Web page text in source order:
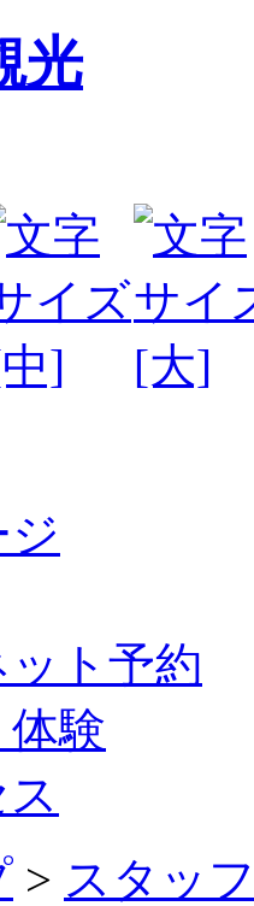
ジ
ト予約
験
> スタッ